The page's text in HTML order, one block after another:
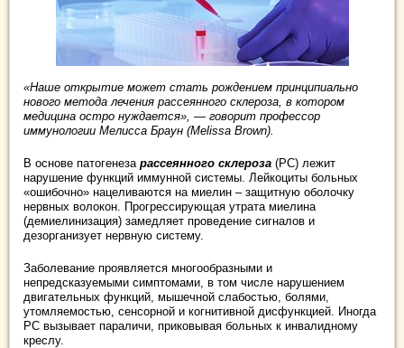
«Наше открытие может стать рождением принципиально
нового метода лечения рассеянного склероза, в котором
медицина остро нуждается», — говорит профессор
иммунологии Мелисса Браун (Melissa Brown).
В основе патогенеза рассеянного склероза (РС) лежит
нарушение функций иммунной системы. Лейкоциты больных
«ошибочно» нацеливаются на миелин – защитную оболочку
нервных волокон. Прогрессирующая утрата миелина
(демиелинизация) замедляет проведение сигналов и
дезорганизует нервную систему.
Заболевание проявляется многообразными и
непредсказуемыми симптомами, в том числе нарушением
двигательных функций, мышечной слабостью, болями,
утомляемостью, сенсорной и когнитивной дисфункцией. Иногда
РС вызывает параличи, приковывая больных к инвалидному
креслу.